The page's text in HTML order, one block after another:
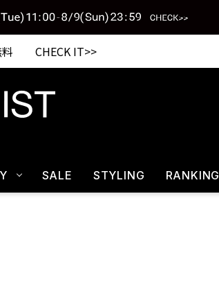
料 CHECK IT>>
SALE STYLING RANKING